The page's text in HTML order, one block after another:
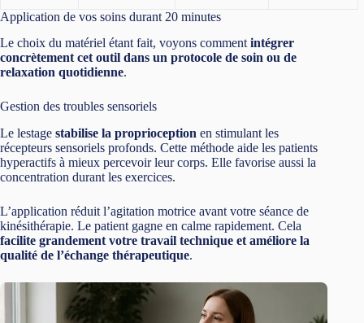
Application de vos soins durant 20 minutes
Le choix du matériel étant fait, voyons commentintégrer
concrètement cet outil dans un protocole de soin ou de
relaxation quotidienne.
Gestion des troubles sensoriels
Le lestage stabilise la proprioception en stimulant les
récepteurs sensoriels profonds. Cette méthode aide les patients
hyperactifs à mieux percevoir leur corps. Elle favorise aussi la
concentration durant les exercices.
L’application réduit l’agitation motrice avant votre séance de
kinésithérapie. Le patient gagne en calme rapidement. Cela
facilite grandement votre travail technique et améliore la
qualité de l’échange thérapeutique.